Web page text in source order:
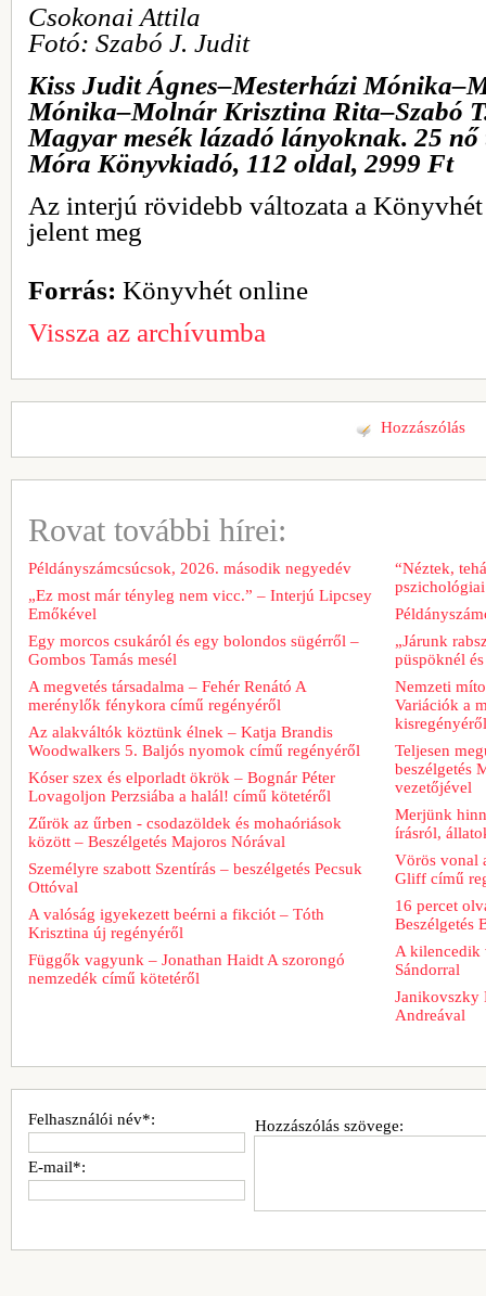
Csokonai Attila
Fotó: Szabó J. Judit
Kiss Judit Ágnes‒Mesterházi
Mónika‒Molnár Krisztina Rita‒Szabó
Magyar mesék lázadó lányoknak. 25 nő
Móra Könyvkiadó, 112 oldal, 2999 Ft
Az interjú rövidebb változata a Könyvhét
jelent meg
Forrás: Könyvhét online
Vissza az archívumba
Hozzászólás
Rovat további hírei:
Példányszámcsúcsok, 2026. második negyedév
„Ez most már tényleg nem vicc.” – Interjú Lipcsey
Emőkével
Egy morcos csukáról és egy bolondos sügérről –
Gombos Tamás mesél
A megvetés társadalma – Fehér Renátó A
merénylők fénykora című regényéről
Az alakváltók köztünk élnek – Katja Brandis
Woodwalkers 5. Baljós nyomok című regényéről
Kóser szex és elporladt ökrök – Bognár Péter
Lovagoljon Perzsiába a halál! című kötetéről
Zűrök az űrben - csodazöldek és mohaóriások
között – Beszélgetés Majoros Nórával
Személyre szabott Szentírás – beszélgetés Pecsuk
Ottóval
A valóság igyekezett beérni a fikciót – Tóth
Krisztina új regényéről
Függők vagyunk – Jonathan Haidt A szorongó
nemzedék című kötetéről
“Néztek,
„Járunk
püspöknél
Nemzeti
Variációk a
kisregényéről
Teljesen
beszélgetés
vezetőjével
Merjünk
írásról,
Vörös vonal
Gliff című
16 percet
Beszélgetés
A kilencedik
Sándorral
Janikovszky
Andreával
Hozzászólás szövege:
Felhasználói név*:
E-mail*: